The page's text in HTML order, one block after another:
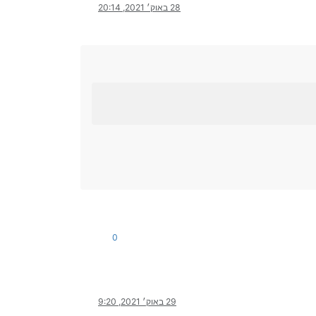
28 באוק׳ 2021, 20:14
0
29 באוק׳ 2021, 9:20